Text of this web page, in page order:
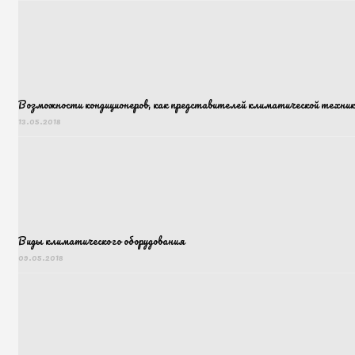
Возможности кондиционеров, как представителей климатической
13.05.2018
Виды климатического оборудования
09.05.2018